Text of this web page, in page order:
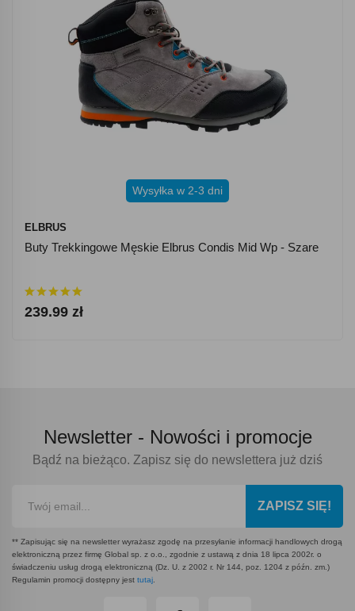
Wysyłka w 2-3 dni
ELBRUS
Buty Trekkingowe Męskie Elbrus Condis Mid Wp - Szare
239.99 zł
Newsletter - Nowości i promocje
Bądź na bieżąco. Zapisz się do newslettera już dziś
ZAPISZ SIĘ!
** Zapisując się na newsletter wyrażasz zgodę na przesyłanie informacji handlowych drogą
elektroniczną przez firmę Global sp. z o.o., zgodnie z ustawą z dnia 18 lipca 2002r. o
świadczeniu usług drogą elektroniczną (Dz. U. z 2002 r. Nr 144, poz. 1204 z późn. zm.)
Regulamin promocji dostępny jest tutaj